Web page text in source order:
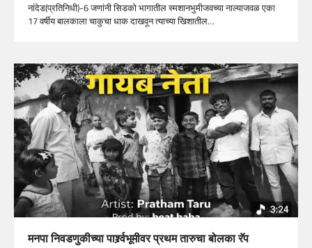
नांदेड(प्रतिनिधी)-6 जणांनी सिडको भागातील स्मशानभुमीजवच्या नाल्याजवळ एका
17 वर्षीय बालकाला चाकुचा धाक दाखवून त्याच्या खिशातील…
मनपा निवडणुकीच्या पार्श्र्वभूमीवर प्रथम तारुचा बोलका रॅप